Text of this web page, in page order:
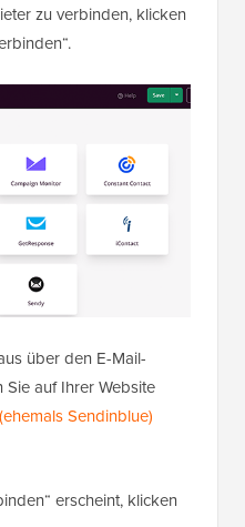
zu verbinden, klicken
über den E-Mail-
auf Ihrer Website
Sendinblue)
erscheint, klicken